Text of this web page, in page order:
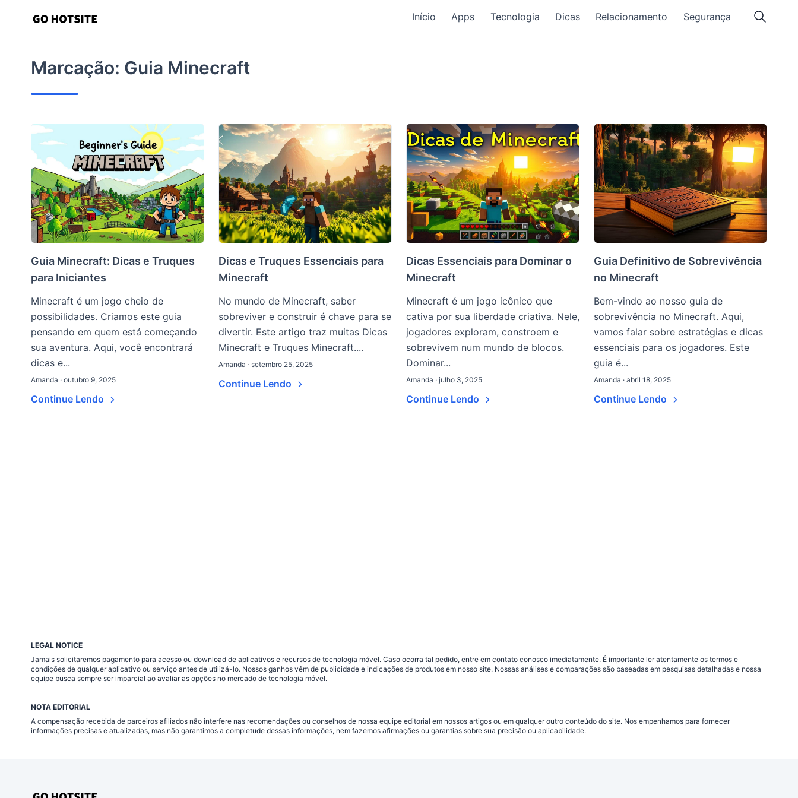
conteúdo
Início Apps Tecnologia Dicas Relacionamento Segurança
Marcação: Guia Minecraft
Guia Minecraft: Dicas e Truques
para Iniciantes
Minecraft é um jogo cheio de
possibilidades. Criamos este guia
pensando em quem está começando
sua aventura. Aqui, você encontrará
dicas e...
Amanda · outubro 9, 2025
Continue Lendo
Dicas e Truques Essenciais para
Minecraft
No mundo de Minecraft, saber
sobreviver e construir é chave para se
divertir. Este artigo traz muitas Dicas
Minecraft e Truques Minecraft....
Amanda · setembro 25, 2025
Continue Lendo
Dicas Essenciais para Dominar o
Minecraft
Minecraft é um jogo icônico que
cativa por sua liberdade criativa. Nele,
jogadores exploram, constroem e
sobrevivem num mundo de blocos.
Dominar...
Amanda · julho 3, 2025
Continue Lendo
Guia Definitivo de Sobrevivência
no Minecraft
Bem-vindo ao nosso guia de
sobrevivência no Minecraft. Aqui,
vamos falar sobre estratégias e dicas
essenciais para os jogadores. Este
guia é...
Amanda · abril 18, 2025
Continue Lendo
LEGAL NOTICE
Jamais solicitaremos pagamento para acesso ou download de aplicativos e recursos de tecnologia móvel. Caso ocorra tal pedido, entre em contato conosco imediatamente. É importante ler atentamente os termos e
condições de qualquer aplicativo ou serviço antes de utilizá-lo. Nossos ganhos vêm de publicidade e indicações de produtos em nosso site. Nossas análises e comparações são baseadas em pesquisas detalhadas e nossa
equipe busca sempre ser imparcial ao avaliar as opções no mercado de tecnologia móvel.
NOTA EDITORIAL
A compensação recebida de parceiros afiliados não interfere nas recomendações ou conselhos de nossa equipe editorial em nossos artigos ou em qualquer outro conteúdo do site. Nos empenhamos para fornecer
informações precisas e atualizadas, mas não garantimos a completude dessas informações, nem fazemos afirmações ou garantias sobre sua precisão ou aplicabilidade.